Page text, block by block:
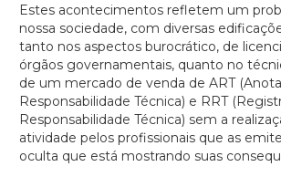
Estes acontecimentos refletem um
nossa sociedade, com diversas
tanto nos aspectos burocrático, de
órgãos governamentais, quanto no
de um mercado de venda de ART
Responsabilidade Técnica) e RRT
Responsabilidade Técnica) sem a
atividade pelos profissionais que as
oculta que está mostrando suas